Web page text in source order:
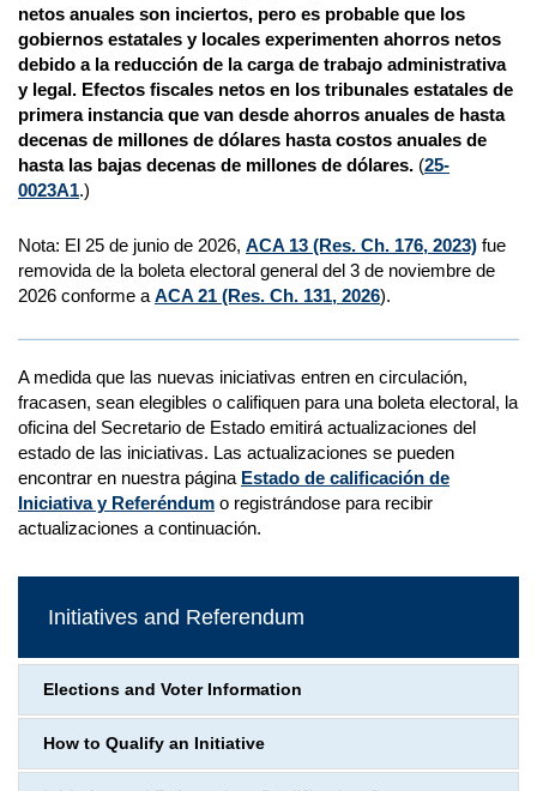
netos anuales son inciertos, pero es probable que los
gobiernos estatales y locales experimenten ahorros netos
debido a la reducción de la carga de trabajo administrativa
y legal. Efectos fiscales netos en los tribunales estatales de
primera instancia que van desde ahorros anuales de hasta
decenas de millones de dólares hasta costos anuales de
hasta las bajas decenas de millones de dólares. (25-
0023A1.)
Nota: El 25 de junio de 2026, ACA 13 (Res. Ch. 176, 2023) fue
removida de la boleta electoral general del 3 de noviembre de
2026 conforme a ACA 21 (Res. Ch. 131, 2026).
A medida que las nuevas iniciativas entren en circulación,
fracasen, sean elegibles o califiquen para una boleta electoral, la
oficina del Secretario de Estado emitirá actualizaciones del
estado de las iniciativas. Las actualizaciones se pueden
encontrar en nuestra página Estado de calificación de
Iniciativa y Referéndum o registrándose para recibir
actualizaciones a continuación.
Initiatives and Referendum
Elections and Voter Information
How to Qualify an Initiative